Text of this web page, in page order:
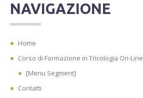
NAVIGAZIONE
Home
Corso di Formazione in Tricologia On-Line
[Menu Segment]
Contatti